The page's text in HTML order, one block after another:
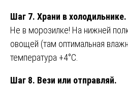
Шаг 7. Храни в холодильнике.
Не в морозилке! На нижней
овощей (там оптимальная
температура +4°C.
Шаг 8. Вези или отправляй.